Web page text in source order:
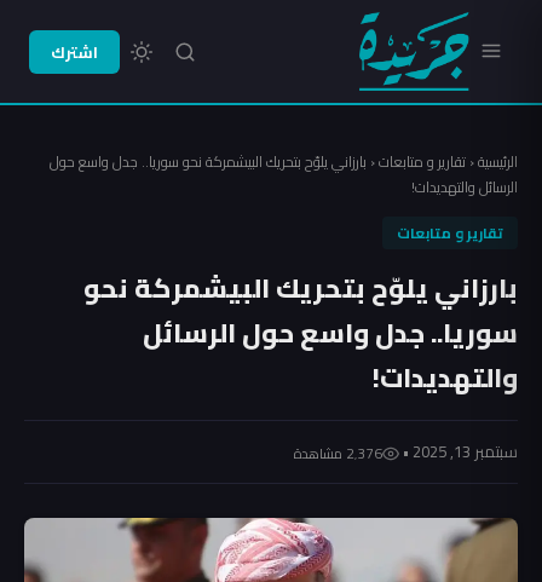
اشترك
الرئيسية‹تقارير و متابعات‹ بارزاني يلوّح بتحريك البيشمركة نحو سوريا.. جدل واسع حول
الرسائل والتهديدات!
تقارير و متابعات
بارزاني يلوّح بتحريك البيشمركة نحو
سوريا.. جدل واسع حول الرسائل
والتهديدات!
سبتمبر 13, 2025 • 2٬376 مشاهدة